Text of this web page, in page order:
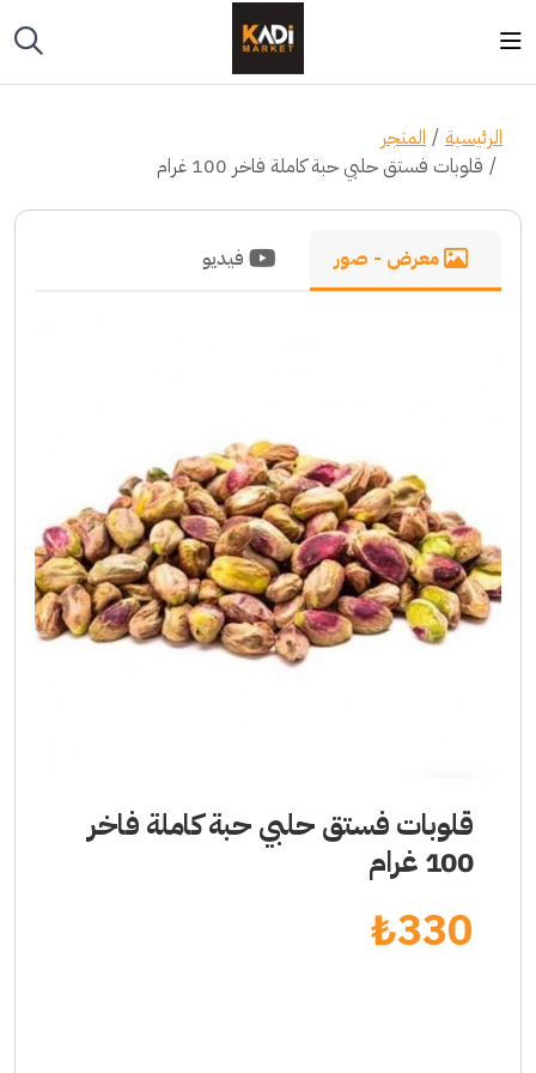
الرئيسية
المتجر
قلوبات فستق حلبي حبة كاملة فاخر 100 غرام
معرض - صور فيديو
قلوبات فستق حلبي حبة كاملة فاخر
100 غرام
330
₺